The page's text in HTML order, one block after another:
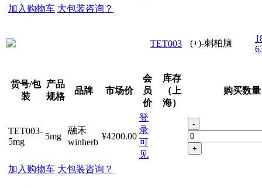
加入购物车 大包装咨询？
TET003 (+)-刺柏脑
货号/包
装
产品
规格
品牌 市场价
会
员
价
库存
（上
海）
购买数量
TET003-
5mg
5mg
融禾
winherb
¥4200.00
登
录
可
见
-
+
加入购物车 大包装咨询？